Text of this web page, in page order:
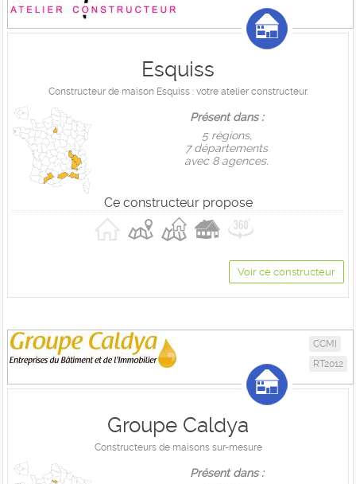
Esquiss
Constructeur de maison Esquiss : votre atelier constructeur.
Présent dans :
5 règions,
7 départements
avec 8 agences.
Ce constructeur propose
Voir ce constructeur
CCMI
RT2012
Groupe Caldya
Constructeurs de maisons sur-mesure
Présent dans :